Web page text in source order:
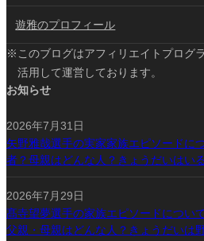
遊雅のプロフィール
※このブログはアフィリエイトプログ
活用して運営しております。
お知らせ
2026年7月31日
矢野雅哉選手の実家家族エピソードに
者？母親はどんな人？きょうだいはい
2026年7月29日
髙寺望夢選手の家族エピソードについ
父親・母親はどんな人？きょうだいは